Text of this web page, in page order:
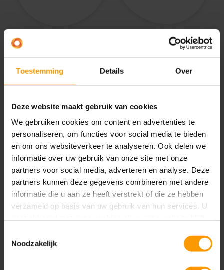
Toestemming Details Over
Deze website maakt gebruik van cookies
We gebruiken cookies om content en advertenties te
personaliseren, om functies voor social media te bieden
en om ons websiteverkeer te analyseren. Ook delen we
informatie over uw gebruik van onze site met onze
partners voor social media, adverteren en analyse. Deze
partners kunnen deze gegevens combineren met andere
informatie die u aan ze heeft verstrekt of die ze hebben
verzameld op basis van uw gebruik van hun services. U
Noodzakelijk
Wie adviseert de adviseurs?
Klanten komen naar je toe vooradvies. Voor jouw
mensen is het belangrijk om eenvoudiginformatie
te kunnen achterhalen. Kies ervoor om
verschillende bronnen samen te brengen en rust
je mensen uit met tooling om snel ter zake te
in. Dan kunnen jouw consultants